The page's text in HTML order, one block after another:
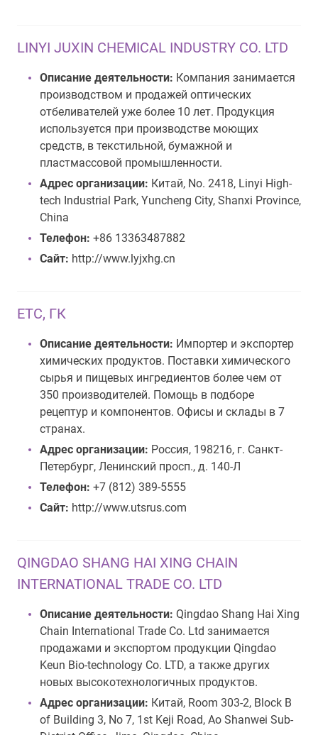
LINYI JUXIN CHEMICAL INDUSTRY CO. LTD
Описание деятельности: Компания занимается
производством и продажей оптических
отбеливателей уже более 10 лет. Продукция
используется при производстве моющих
средств, в текстильной, бумажной и
пластмассовой промышленности.
Адрес организации: Китай, No. 2418, Linyi High-
tech Industrial Park, Yuncheng City, Shanxi Province,
China
Телефон: +86 13363487882
Сайт: http://www.lyjxhg.cn
ЕТС, ГК
Описание деятельности: Импортер и экспортер
химических продуктов. Поставки химического
сырья и пищевых ингредиентов более чем от
350 производителей. Помощь в подборе
рецептур и компонентов. Офисы и склады в 7
странах.
Адрес организации: Россия, 198216, г. Санкт-
Петербург, Ленинский просп., д. 140-Л
Телефон: +7 (812) 389-5555
Сайт: http://www.utsrus.com
QINGDAO SHANG HAI XING CHAIN
INTERNATIONAL TRADE CO. LTD
Описание деятельности: Qingdao Shang Hai Xing
Chain International Trade Co. Ltd занимается
продажами и экспортом продукции Qingdao
Keun Bio-technology Co. LTD, а также других
новых высокотехнологичных продуктов.
Адрес организации: Китай, Room 303-2, Block B
of Building 3, No 7, 1st Keji Road, Ao Shanwei Sub-